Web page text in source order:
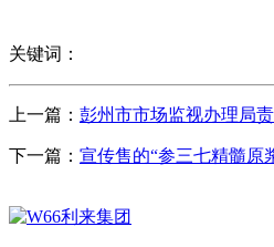
关键词：
上一篇： 彭州市市场监视办理局
下一篇： 宣传售的“参三七精髓原